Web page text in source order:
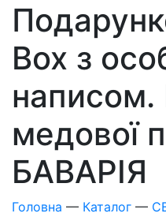
Box з
написом.
медової
БАВАРІЯ
Головна — Каталог —